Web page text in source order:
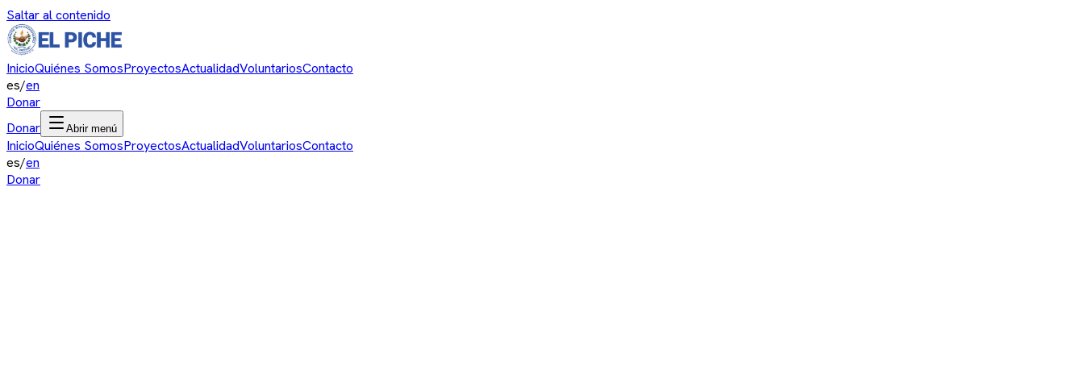
Saltar al contenido
InicioQuiénes SomosProyectosActualidadVoluntariosContacto
es/en
Donar
Donar
Abrir menú
InicioQuiénes SomosProyectosActualidadVoluntariosContacto
es/en
Donar